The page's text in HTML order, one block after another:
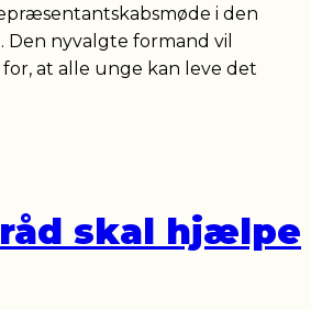
i den
nyvalgte formand vil
at alle unge kan leve det
skal hjælpe